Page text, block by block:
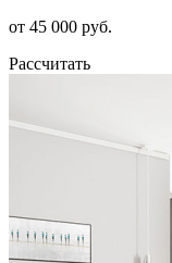
от 45 000 руб.
Рассчитать